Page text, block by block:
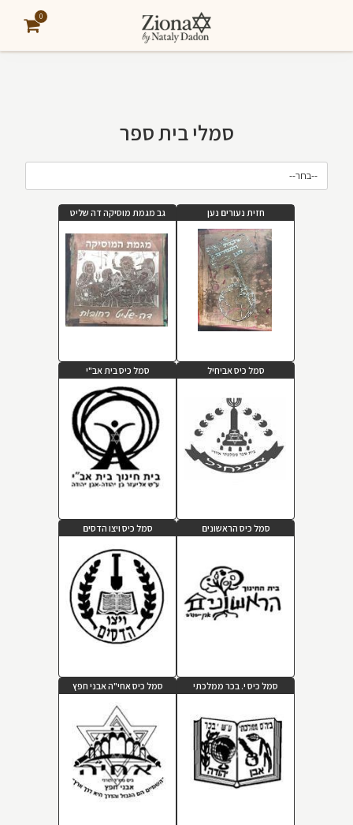
0
סמלי בית ספר
--בחר--
חזית נעורים נען גב מגמת מוסיקה דה שליט
סמל כיס אביחיל סמל כיס בית אב"י
סמל כיס הראשונים סמל כיס ויצו הדסים
סמל כיס י. בכר ממלכתי סמל כיס אחי"ה אבני חפץ